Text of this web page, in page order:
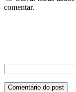
comentar.